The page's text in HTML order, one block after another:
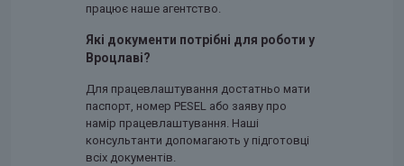
працює наше агентство.
Які документи потрібні для роботи у
Вроцлаві?
Для працевлаштування достатньо мати
паспорт, номер PESEL або заяву про
намір працевлаштування. Наші
консультанти допомагають у підготовці
всіх документів.